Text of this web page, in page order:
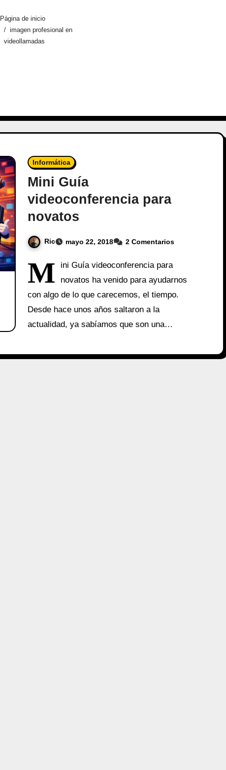
Página de inicio
imagen profesional en
videollamadas
Informática
Mini Guía
videoconferencia para
novatos
Ric mayo 22, 2018 2 Comentarios
M
ini Guía videoconferencia para
novatos ha venido para ayudarnos
con algo de lo que carecemos, el tiempo.
Desde hace unos años saltaron a la
actualidad, ya sabíamos que son una…